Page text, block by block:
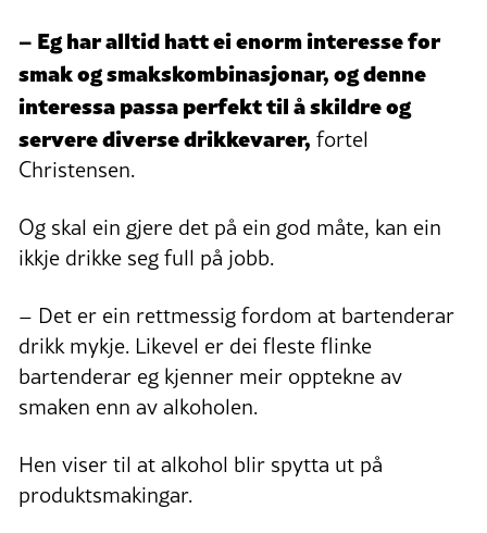
– Eg har alltid hatt ei enorm interesse for
smak og smakskombinasjonar, og denne
interessa passa perfekt til å skildre og
servere diverse drikkevarer, fortel
Christensen.
Og skal ein gjere det på ein god måte, kan ein
ikkje drikke seg full på jobb.
– Det er ein rettmessig fordom at bartenderar
drikk mykje. Likevel er dei fleste flinke
bartenderar eg kjenner meir opptekne av
smaken enn av alkoholen.
Hen viser til at alkohol blir spytta ut på
produktsmakingar.